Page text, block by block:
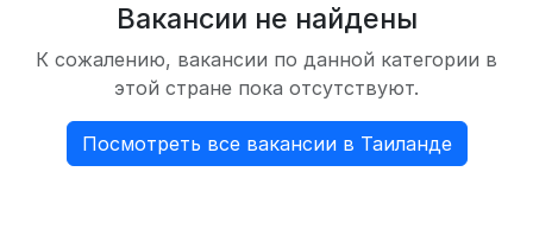
Вакансии не найдены
К сожалению, вакансии по данной категории в
этой стране пока отсутствуют.
Посмотреть все вакансии в Таиланде